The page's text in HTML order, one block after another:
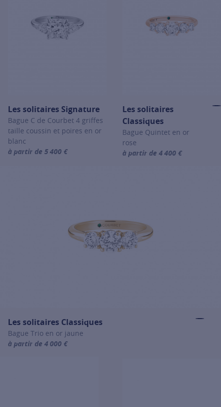
Les solitaires Signature
Bague C de Courbet 4 griffes
taille coussin et poires en or
blanc
à partir de 5 400 €
Les solitaires
Classiques
Bague Quintet en or
rose
à partir de 4 400 €
Les solitaires Classiques
Bague Trio en or jaune
à partir de 4 000 €